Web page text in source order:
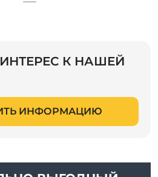
К НАШЕЙ
ИНФОРМАЦИЮ